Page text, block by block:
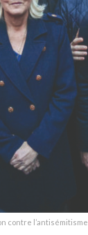
l’antisémitisme